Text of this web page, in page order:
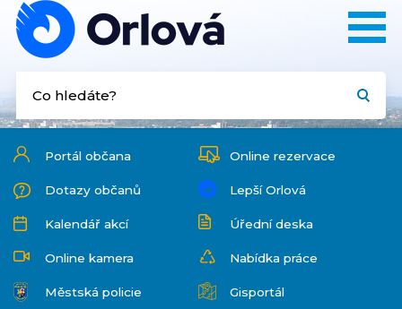
Portál občana Online rezervace
Dotazy občanů Lepší Orlová
Kalendář akcí Úřední deska
Online kamera Nabídka práce
Městská policie Gisportál